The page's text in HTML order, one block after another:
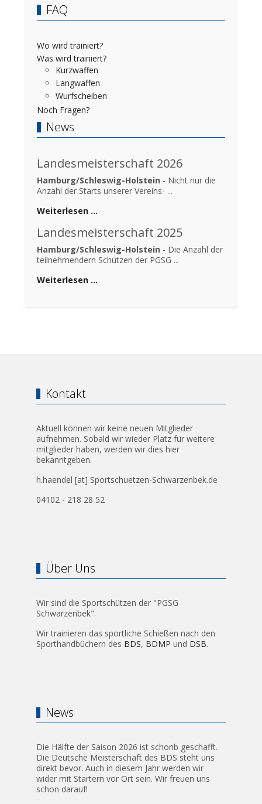
FAQ
Wo wird trainiert?
Was wird trainiert?
Kurzwaffen
Langwaffen
Wurfscheiben
Noch Fragen?
News
Landesmeisterschaft 2026
Hamburg/Schleswig-Holstein - Nicht nur die
Anzahl der Starts unserer Vereins- ...
Weiterlesen …
Landesmeisterschaft 2025
Hamburg/Schleswig-Holstein - Die Anzahl der
teilnehmendern Schützen der PGSG ...
Weiterlesen …
Kontakt
Aktuell können wir keine neuen Mitglieder
aufnehmen. Sobald wir wieder Platz für weitere
mitglieder haben, werden wir dies hier
bekanntgeben.
h.haendel [at] Sportschuetzen-Schwarzenbek.de
04102 - 218 28 52
Über Uns
Wir sind die Sportschützen der "PGSG
Schwarzenbek".
Wir trainieren das sportliche Schießen nach den
Sporthandbüchern des BDS, BDMP und DSB.
News
Die Hälfte der Saison 2026 ist schonb geschafft.
Die Deutsche Meisterschaft des BDS steht uns
direkt bevor. Auch in diesem Jahr werden wir
wider mit Startern vor Ort sein. Wir freuen uns
schon darauf!